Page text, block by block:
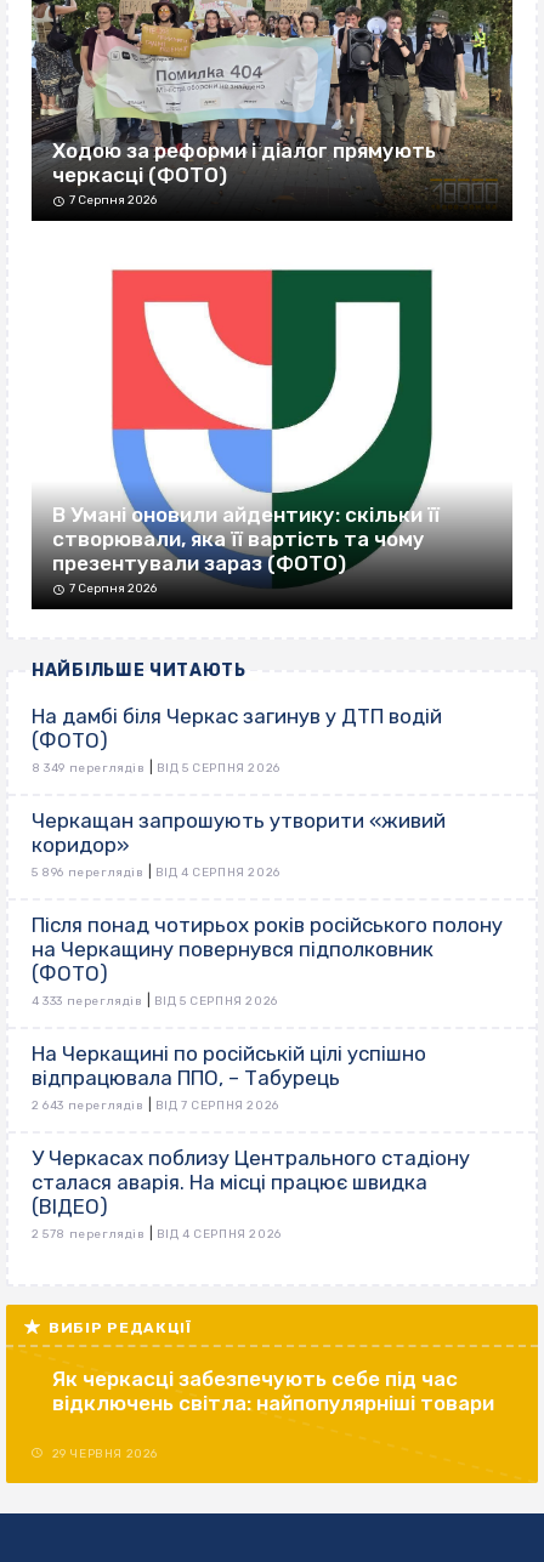
Ходою за реформи і діалог прямують
черкасці (ФОТО)
7 Серпня 2026
В Умані оновили айдентику: скільки її
створювали, яка її вартість та чому
презентували зараз (ФОТО)
7 Серпня 2026
НАЙБІЛЬШЕ ЧИТАЮТЬ
На дамбі біля Черкас загинув у ДТП водій
(ФОТО)
8 349 переглядів ВІД 5 СЕРПНЯ 2026
Черкащан запрошують утворити «живий
коридор»
5 896 переглядів ВІД 4 СЕРПНЯ 2026
Після понад чотирьох років російського полону
на Черкащину повернувся підполковник
(ФОТО)
4 333 переглядів ВІД 5 СЕРПНЯ 2026
На Черкащині по російській цілі успішно
відпрацювала ППО, – Табурець
2 643 переглядів ВІД 7 СЕРПНЯ 2026
У Черкасах поблизу Центрального стадіону
сталася аварія. На місці працює швидка
(ВІДЕО)
2 578 переглядів ВІД 4 СЕРПНЯ 2026
ВИБІР РЕДАКЦІЇ
Як черкасці забезпечують себе під час
відключень світла: найпопулярніші товари
29 ЧЕРВНЯ 2026